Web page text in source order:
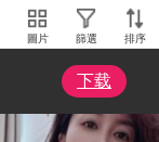
圖片 篩選 排序
下载